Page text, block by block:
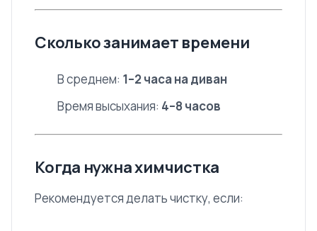
Сколько занимает времени
В среднем: 1–2 часа на диван
Время высыхания: 4–8 часов
Когда нужна химчистка
Рекомендуется делать чистку, если: